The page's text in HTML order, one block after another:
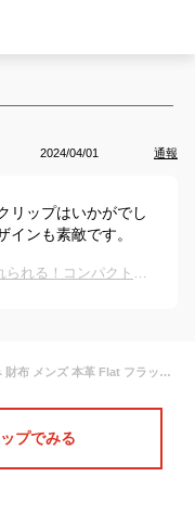
2024/04/01 通報
リップはいかがでし
インも素敵です。
マネークリップ｜お札を折らないで入れられる！コンパクトな札ばさみのおすすめは？
マネークリップ 札ばさみ 財布 メンズ 本革 Flat フラット 超薄 札ばさみ
プでみる